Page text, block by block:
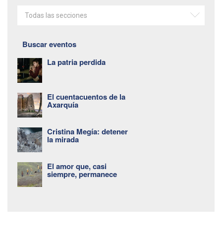
Todas las secciones
Buscar eventos
La patria perdida
El cuentacuentos de la
Axarquía
Cristina Megía: detener
la mirada
El amor que, casi
siempre, permanece